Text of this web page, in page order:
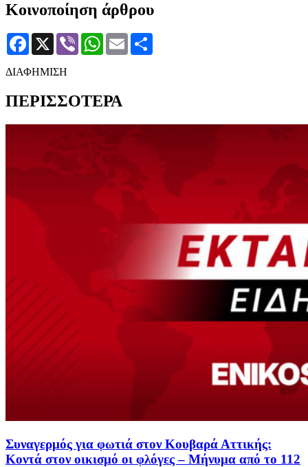
Κοινοποίηση άρθρου
Facebook
X Viber WhatsApp
Email
ΔΙΑΦΗΜΙΣΗ
ΠΕΡΙΣΣΟΤΕΡΑ
Συναγερμός για φωτιά στον Κουβαρά Αττικής:
Κοντά στον οικισμό οι φλόγες – Μήνυμα από το 112